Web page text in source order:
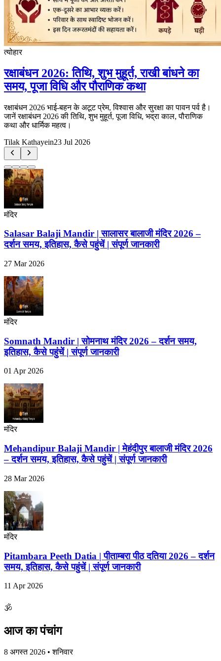
त्योहार
रक्षाबंधन 2026: तिथि, शुभ मुहूर्त, राखी बांधने का
समय, पूजा विधि और पौराणिक कथा
रक्षाबंधन 2026 भाई-बहन के अटूट प्रेम, विश्वास और सुरक्षा का पावन पर्व है।
जानें रक्षाबंधन 2026 की तिथि, शुभ मुहूर्त, पूजा विधि, भद्रा काल, पौराणिक
कथा और धार्मिक महत्व।
Tilak Kathayein23 Jul 2026
मंदिर
Salasar Balaji Mandir | सालासर बालाजी मंदिर 2026 –
दर्शन समय, इतिहास, कैसे पहुंचें | संपूर्ण जानकारी
27 Mar 2026
मंदिर
Somnath Mandir | सोमनाथ मंदिर 2026 – दर्शन समय,
इतिहास, कैसे पहुंचें | संपूर्ण जानकारी
01 Apr 2026
मंदिर
Mehandipur Balaji Mandir | मेहंदीपुर बालाजी मंदिर 2026
– दर्शन समय, इतिहास, कैसे पहुंचें | संपूर्ण जानकारी
28 Mar 2026
मंदिर
Pitambara Peeth Datia | पीताम्बरा पीठ दतिया 2026 – दर्शन
समय, इतिहास, कैसे पहुंचें | संपूर्ण जानकारी
11 Apr 2026
🕉
आज का पंचांग
8 अगस्त 2026 • शनिवार